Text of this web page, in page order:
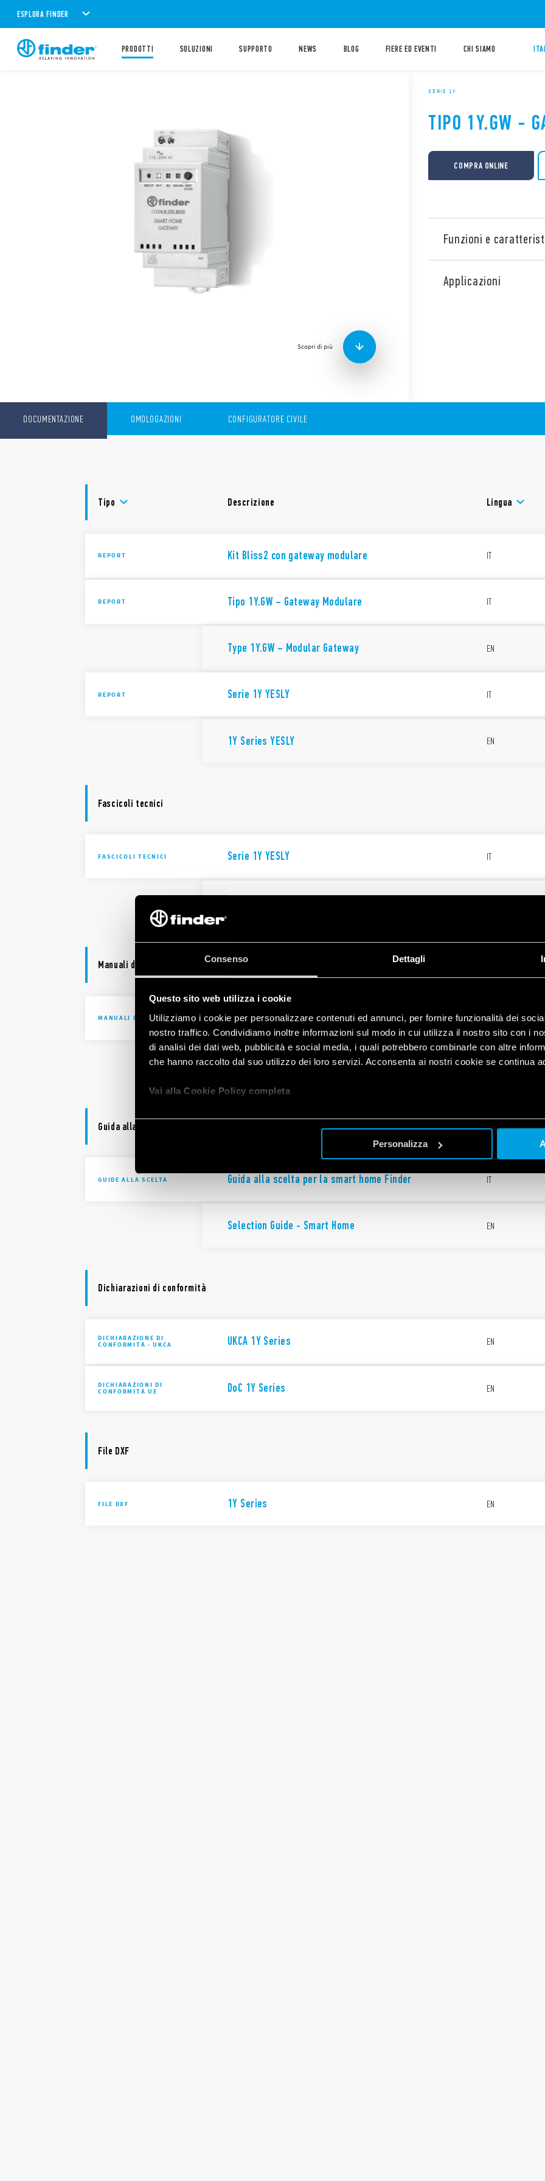
Consenso Dettagli
Questo sito web utilizza i cookie
Utilizziamo i cookie per personalizzare contenuti ed annunci, per fornire funzionalità dei
nostro traffico. Condividiamo inoltre informazioni sul modo in cui utilizza il nostro sito con i
di analisi dei dati web, pubblicità e social media, i quali potrebbero combinarle con altre
che hanno raccolto dal suo utilizzo dei loro servizi. Acconsenta ai nostri cookie se continua
Vai alla Cookie Policy completa
Personalizza
ESPLORA FINDER
PRODOTTI SOLUZIONI SUPPORTO NEWS BLOG FIERE ED EVENTI CHI SIAMO
Scopri di più
SERIE 1Y
TIPO 1Y.GW -
COMPRA ONLINE
Funzioni e
sistema YESLY e il
Applicazioni
DOCUMENTAZIONE OMOLOGAZIONI CONFIGURATORE CIVILE
Tipo Descrizione Lingua
REPORT Kit Bliss2 con gateway modulare IT
REPORT Tipo 1Y.GW – Gateway Modulare IT
Type 1Y.GW – Modular Gateway EN
REPORT Serie 1Y YESLY IT
1Y Series YESLY EN
Fascicoli tecnici
FASCICOLI TECNICI Serie 1Y YESLY IT
Manuali di istruzione
MANUALI DI ISTRUZIONE Tipo 1Y.GW - Gateway Modulare IT
Type 1Y.GW - Modular Gateway EN
Guida alla scelta
GUIDE ALLA SCELTA Guida alla scelta per la smart home Finder IT
Selection Guide - Smart Home EN
Dichiarazioni di conformità
DICHIARAZIONE DI
CONFORMITÀ - UKCA
UKCA 1Y Series EN
DICHIARAZIONI DI
CONFORMITÀ UE
DoC 1Y Series EN
File DXF
FILE DXF 1Y Series EN